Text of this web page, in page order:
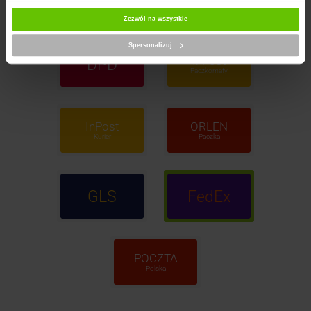
Zezwól na wszystkie
Spersonalizuj
DPD InPost
Paczkomaty
InPost
Kurier
ORLEN
Paczka
GLS FedEx
POCZTA
Polska